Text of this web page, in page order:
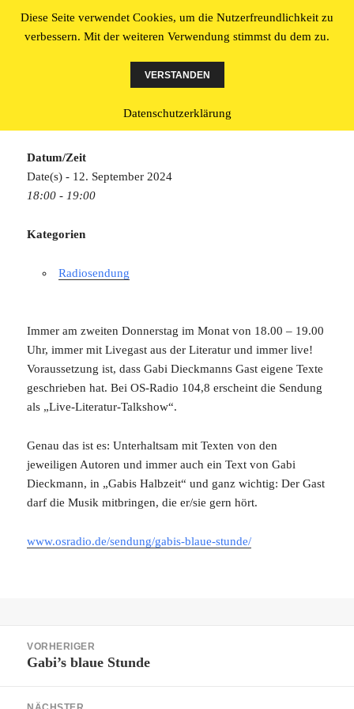
Literatur made in Osnabrück
Gabi’s blaue Stunde
Datum/Zeit
Date(s) - 12. September 2024
18:00 - 19:00
Kategorien
Radiosendung
Immer am zweiten Donnerstag im Monat von 18.00 – 19.00
Uhr, immer mit Livegast aus der Literatur und immer live!
Voraussetzung ist, dass Gabi Dieckmanns Gast eigene Texte
geschrieben hat. Bei OS-Radio 104,8 erscheint die Sendung
als „Live-Literatur-Talkshow“.
Genau das ist es: Unterhaltsam mit Texten von den
jeweiligen Autoren und immer auch ein Text von Gabi
Dieckmann, in „Gabis Halbzeit“ und ganz wichtig: Der Gast
darf die Musik mitbringen, die er/sie gern hört.
www.osradio.de/sendung/gabis-blaue-stunde/
VORHERIGER
Vorheriger
Gabi’s blaue Stunde
Diese Seite verwendet Cookies, um die Nutzerfreundlichkeit zu
verbessern. Mit der weiteren Verwendung stimmst du dem zu.
VERSTANDEN
Datenschutzerklärung